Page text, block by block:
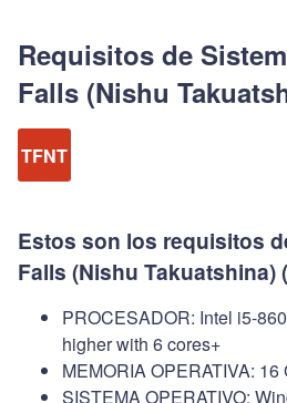
Requisitos de
Falls (Nishu
TFNT
Estos son los requisitos
Falls (Nishu Takuatshina)
PROCESADOR: Intel i5-
higher with 6 cores+
MEMORIA OPERATIVA: 16
SISTEMA OPERATIVO: